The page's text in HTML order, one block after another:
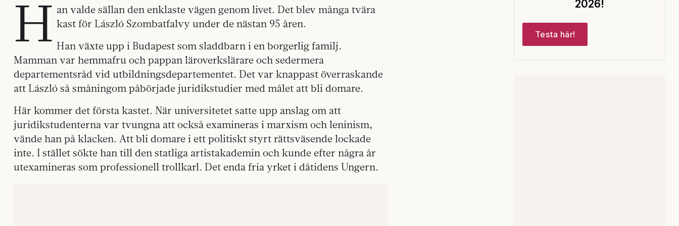
H an valde sällan den enklaste vägen genom livet. Det blev många tvära
kast för László Szombatfalvy under de nästan 95 åren.
Han växte upp i Budapest som sladdbarn i en borgerlig familj.
Mamman var hemmafru och pappan läroverkslärare och sedermera
departementsråd vid utbildningsdepartementet. Det var knappast överraskande
att László så småningom påbörjade juridikstudier med målet att bli domare.
Här kommer det första kastet. När universitetet satte upp anslag om att
juridikstudenterna var tvungna att också examineras i marxism och leninism,
vände han på klacken. Att bli domare i ett politiskt styrt rättsväsende lockade
inte. I stället sökte han till den statliga artistakademin och kunde efter några år
utexamineras som professionell trollkarl. Det enda fria yrket i dåtidens Ungern.
2026!
Testa här!